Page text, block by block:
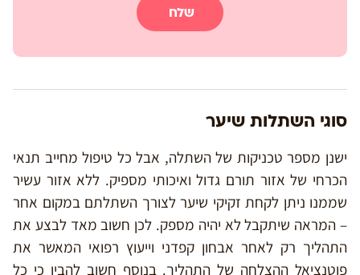
שלח
סוגי השתלות שיער
ישנן מספר טכניקות של השתלה, אבל כל טיפול מחייב תנאי
הכרחי של אזור תורם גדול ואיכותי מספיק. ללא אזור עשיר
שממנו ניתן לקחת זקיקי שיער לצורך השתלתם במקום אחר
– המראה שיתקבל לא יהיה מספק. לכן חשוב מאד לבצע את
התהליך רק לאחר אבחון קפדני וייעוץ רפואי המאשר את
פוטנציאל ההצלחה של התהליך. בנוסף חשוב להבין כי כל